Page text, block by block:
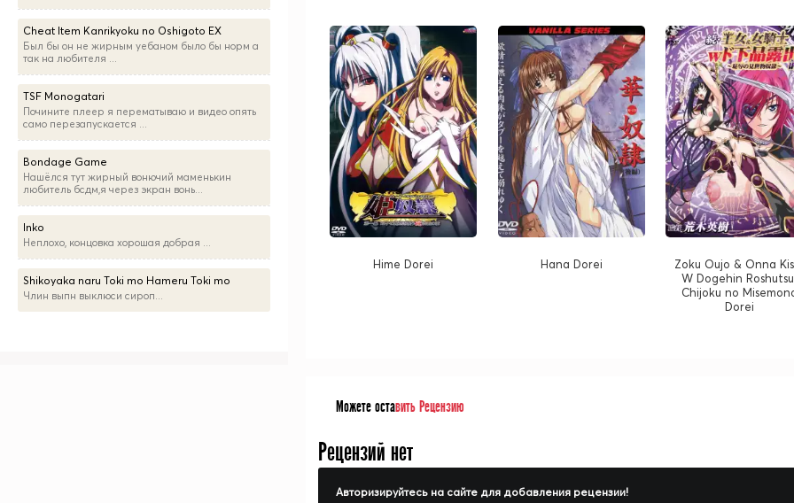
Hime Dorei Hana Dorei
Zoku Oujo & Onna
W Dogehin
Chijoku no
Dorei
Можете оставить Рецензию
Рецензий нет
Авторизируйтесь на сайте для добавления рецензии!
Cheat Item Kanrikyoku no Oshigoto EX
Был бы он не жирным уебаном было бы норм а
так на любителя ...
TSF Monogatari
Почините плеер я перематываю и видео опять
само перезапускается ...
Bondage Game
Нашёлся тут жирный вонючий маменькин
любитель бсдм,я через экран вонь...
Inko
Неплохо, концовка хорошая добрая ...
Shikoyaka naru Toki mo Hameru Toki mo
Члин выпн выклюси сироп...